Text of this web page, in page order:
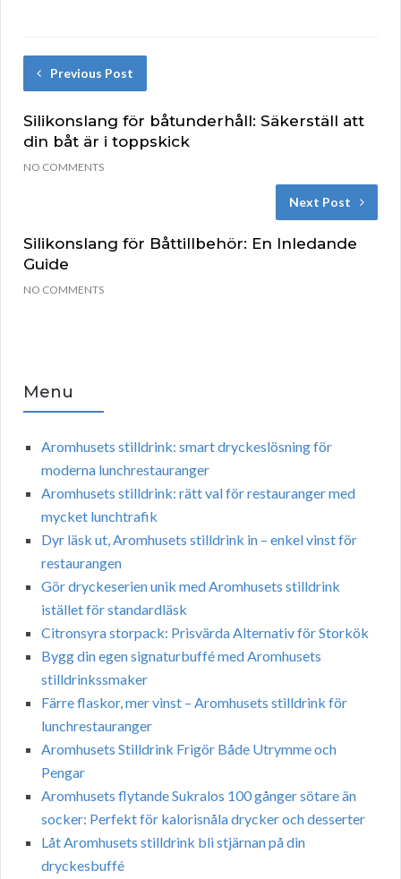
Previous Post
Silikonslang för båtunderhåll: Säkerställ att
din båt är i toppskick
NO COMMENTS
Next Post
Silikonslang för Båttillbehör: En Inledande
Guide
NO COMMENTS
Menu
Aromhusets stilldrink: smart dryckeslösning för
moderna lunchrestauranger
Aromhusets stilldrink: rätt val för restauranger med
mycket lunchtrafik
Dyr läsk ut, Aromhusets stilldrink in – enkel vinst för
restaurangen
Gör dryckeserien unik med Aromhusets stilldrink
istället för standardläsk
Citronsyra storpack: Prisvärda Alternativ för Storkök
Bygg din egen signaturbuffé med Aromhusets
stilldrinkssmaker
Färre flaskor, mer vinst – Aromhusets stilldrink för
lunchrestauranger
Aromhusets Stilldrink Frigör Både Utrymme och
Pengar
Aromhusets flytande Sukralos 100 gånger sötare än
socker: Perfekt för kalorisnåla drycker och desserter
Låt Aromhusets stilldrink bli stjärnan på din
dryckesbuffé